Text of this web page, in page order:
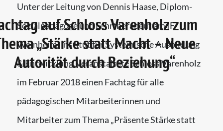
auf Schloss Varenholz zum
„Stärke statt Macht – Neue
Autorität durch Beziehung“
Unter der Leitung von Dennis Haase, Diplom-
Sozialpädagoge und Lehrtherapeut am IF
Weinheim, Institut für Systemische Ausbildung
& Entwicklung, veranstaltete Schloss Varenholz
im Februar 2018 einen Fachtag für alle
pädagogischen Mitarbeiterinnen und
Mitarbeiter zum Thema „Präsente Stärke statt